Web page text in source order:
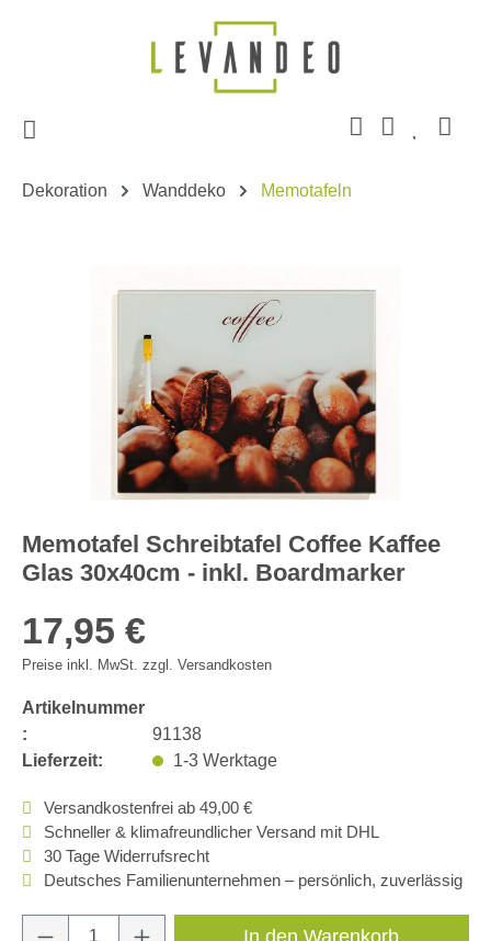
Zum Hauptinhalt springen
Dekoration Wanddeko Memotafeln
Memotafel Schreibtafel Coffee Kaffee
Glas 30x40cm - inkl. Boardmarker
17,95 €
Preise inkl. MwSt. zzgl. Versandkosten
Artikelnummer
:
91138
Lieferzeit:
1-3 Werktage
Versandkostenfrei ab 49,00 €
Schneller & klimafreundlicher Versand mit DHL
30 Tage Widerrufsrecht
Deutsches Familienunternehmen – persönlich, zuverlässig
Produkt Anzahl: Gib den gewünschten
In den Warenkorb